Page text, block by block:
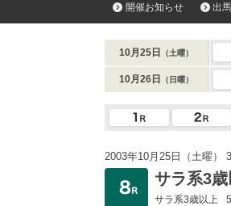
開催お知らせ 出
10月25日 （土曜）
10月26日 （日曜）
2003年10月25日（土曜）
サラ系3
サラ系3歳以上